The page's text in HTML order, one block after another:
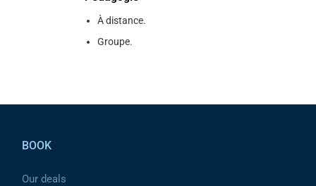
À distance.
Groupe.
BOOK
Our deals